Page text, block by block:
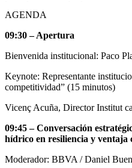
AGENDA
09:30 – Apertura
Bienvenida institucional: Paco
Keynote: Representante
competitividad” (15 minutos)
Vicenç Acuña, Director Institut
09:45 – Conversación
hídrico en resiliencia y ventaja
Moderador: BBVA / Daniel